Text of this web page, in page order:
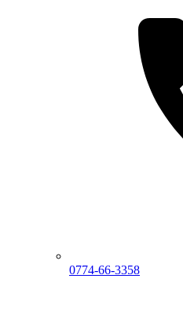
0774-66-3358